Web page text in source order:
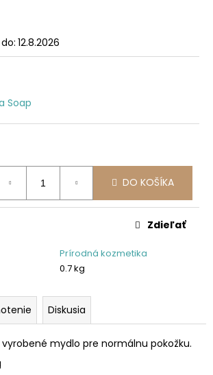
12.8.2026
Soap
DO KOŠÍKA
Prírodná kozmetika
0.7 kg
Zdieľať
Diskusia
mydlo pre normálnu pokožku.